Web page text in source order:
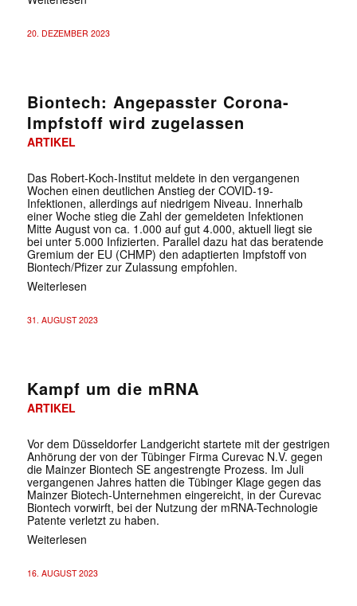
20. DEZEMBER 2023
Biontech: Angepasster Corona-
Impfstoff wird zugelassen
ARTIKEL
Das Robert-Koch-Institut meldete in den vergangenen
Wochen einen deutlichen Anstieg der COVID-19-
Infektionen, allerdings auf niedrigem Niveau. Innerhalb
einer Woche stieg die Zahl der gemeldeten Infektionen
Mitte August von ca. 1.000 auf gut 4.000, aktuell liegt sie
bei unter 5.000 Infizierten. Parallel dazu hat das beratende
Gremium der EU (CHMP) den adaptierten Impfstoff von
Biontech/Pfizer zur Zulassung empfohlen.
Weiterlesen
31. AUGUST 2023
Kampf um die mRNA
ARTIKEL
Vor dem Düsseldorfer Landgericht startete mit der gestrigen
Anhörung der von der Tübinger Firma Curevac N.V. gegen
die Mainzer Biontech SE angestrengte Prozess. Im Juli
vergangenen Jahres hatten die Tübinger Klage gegen das
Mainzer Biotech-Unternehmen eingereicht, in der Curevac
Biontech vorwirft, bei der Nutzung der mRNA-Technologie
Patente verletzt zu haben.
Weiterlesen
16. AUGUST 2023